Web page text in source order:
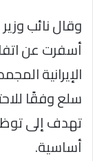
وقال نائب
أسفرت عن
سلع وفقًا
تهدف إلى
أساسية.